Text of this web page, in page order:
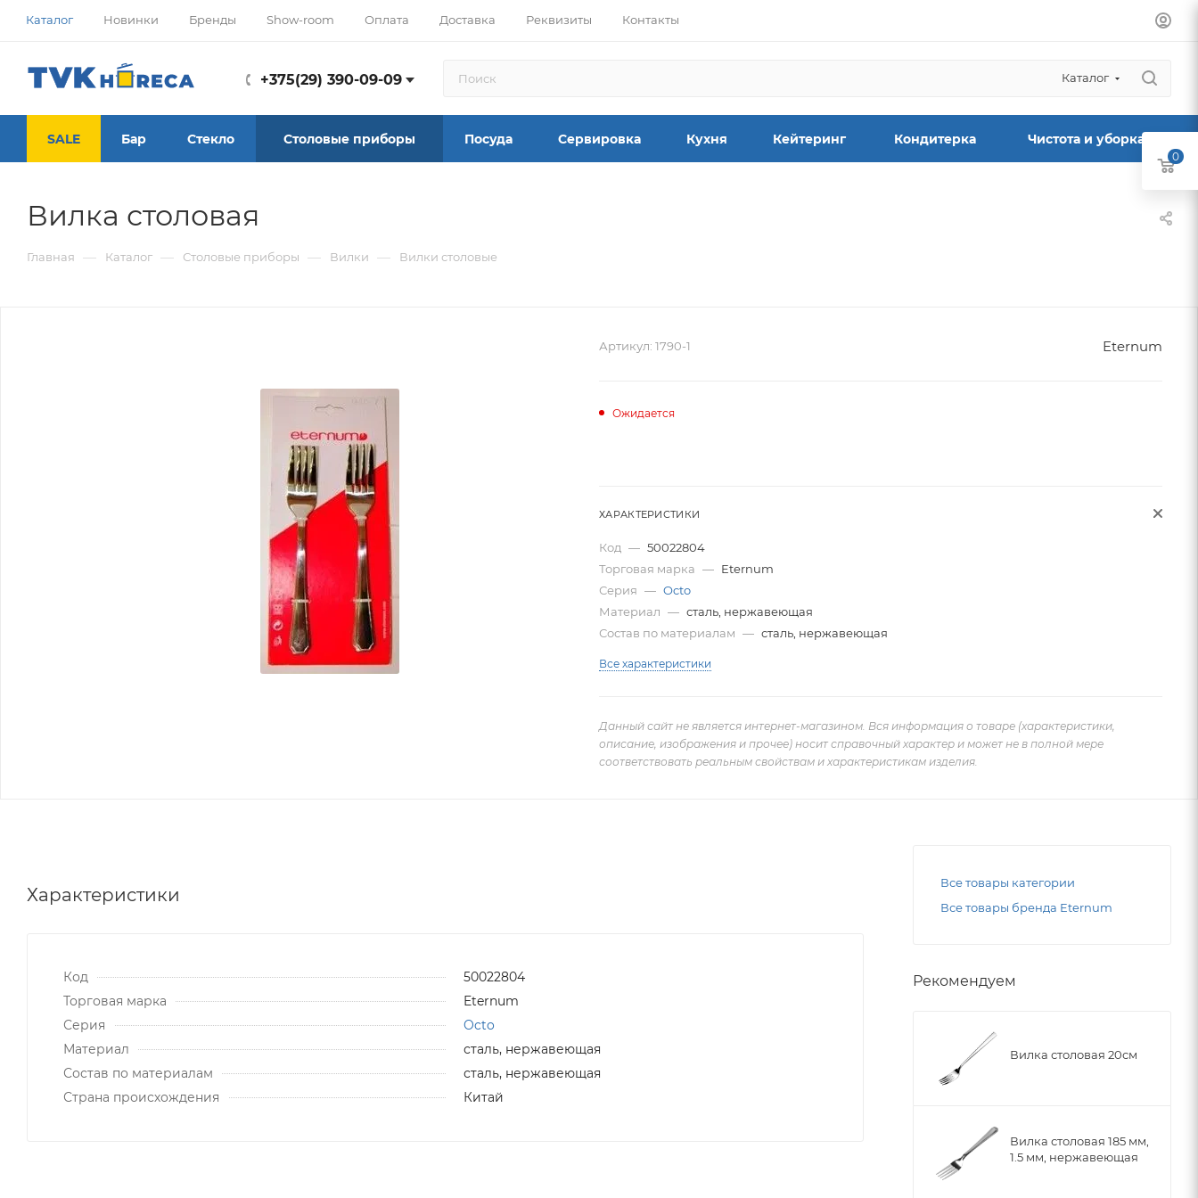
Каталог Новинки Бренды Show-room Оплата Доставка Реквизиты Контакты
+375(29) 390-09-09 Каталог
SALE Бар Стекло Столовые приборы Посуда Сервировка Кухня Кейтеринг Кондитерка Чистота и уборка
Вилка столовая
Главная — Каталог — Столовые приборы — Вилки — Вилки столовые
Артикул: 1790-1 Eternum
Ожидается
ХАРАКТЕРИСТИКИ
Код — 50022804
Торговая марка — Eternum
Серия — Octo
Материал — сталь, нержавеющая
Состав по материалам — сталь, нержавеющая
Все характеристики
Данный сайт не является интернет-магазином. Вся информация о товаре (характеристики,
описание, изображения и прочее) носит справочный характер и может не в полной мере
соответствовать реальным свойствам и характеристикам изделия.
Характеристики
Код
50022804
Торговая марка
Eternum
Серия
Octo
Материал
сталь, нержавеющая
Состав по материалам
сталь, нержавеющая
Страна происхождения
Китай
Все товары категории
Все товары бренда Eternum
Рекомендуем
Вилка столовая 20см
Вилка столовая 185 мм,
1.5 мм, нержавеющая
0